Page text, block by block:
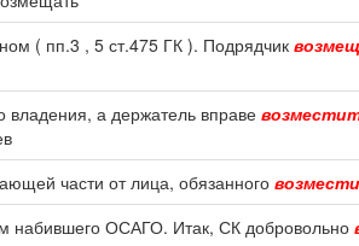
( пп.3 , 5 ст.475 ГК ). Подрядчик
владения, а держатель вправе
части от лица, обязанного
набившего ОСАГО. Итак, СК добровольно